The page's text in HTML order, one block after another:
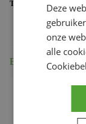
TAG:
987712356
Beschrijving
Deze
onze
alle